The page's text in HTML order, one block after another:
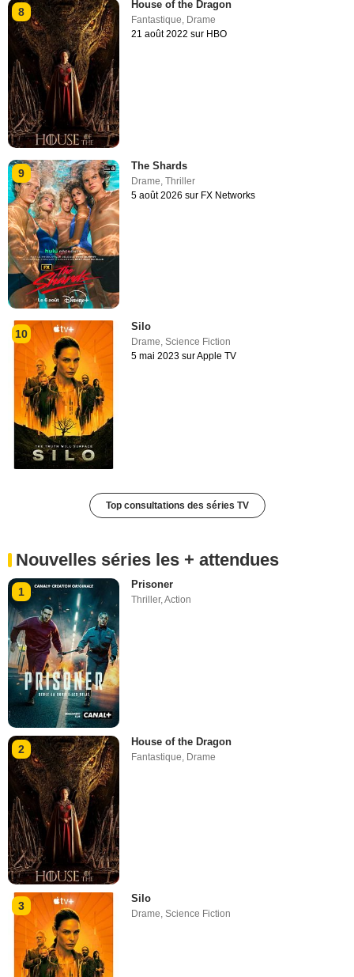
8
House of the Dragon
Fantastique, Drame
21 août 2022 sur HBO
9
The Shards
Drame ,Thriller
5 août 2026 sur FX Networks
10
Silo
Drame,Science Fiction
5 mai 2023 sur Apple TV
Top consultations des séries TV
Nouvelles séries les + attendues
1
Prisoner
Thriller,Action
2
House of the Dragon
Fantastique Drame
3
Silo
Drame,Science Fiction